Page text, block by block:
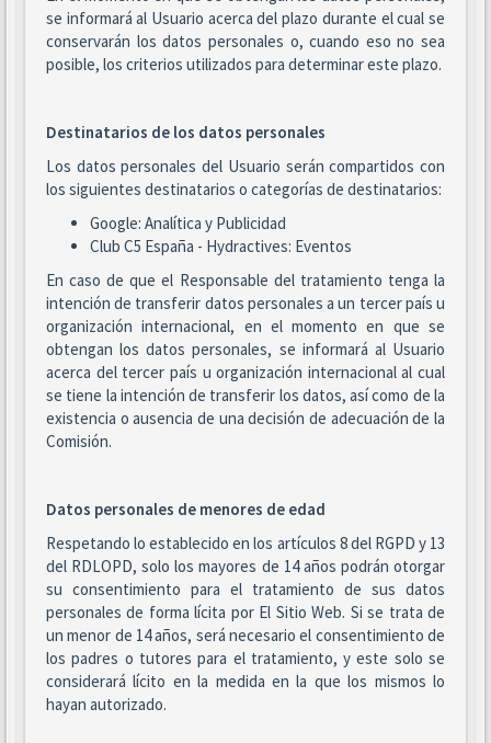
se informará al Usuario acerca del plazo durante el cual se
conservarán los datos personales o, cuando eso no sea
posible, los criterios utilizados para determinar este plazo.
Destinatarios de los datos personales
Los datos personales del Usuario serán compartidos con
los siguientes destinatarios o categorías de destinatarios:
Google: Analítica y Publicidad
Club C5 España - Hydractives: Eventos
En caso de que el Responsable del tratamiento tenga la
intención de transferir datos personales a un tercer país u
organización internacional, en el momento en que se
obtengan los datos personales, se informará al Usuario
acerca del tercer país u organización internacional al cual
se tiene la intención de transferir los datos, así como de la
existencia o ausencia de una decisión de adecuación de la
Comisión.
Datos personales de menores de edad
Respetando lo establecido en los artículos 8 del RGPD y 13
del RDLOPD, solo los mayores de 14 años podrán otorgar
su consentimiento para el tratamiento de sus datos
personales de forma lícita por El Sitio Web. Si se trata de
un menor de 14 años, será necesario el consentimiento de
los padres o tutores para el tratamiento, y este solo se
considerará lícito en la medida en la que los mismos lo
hayan autorizado.